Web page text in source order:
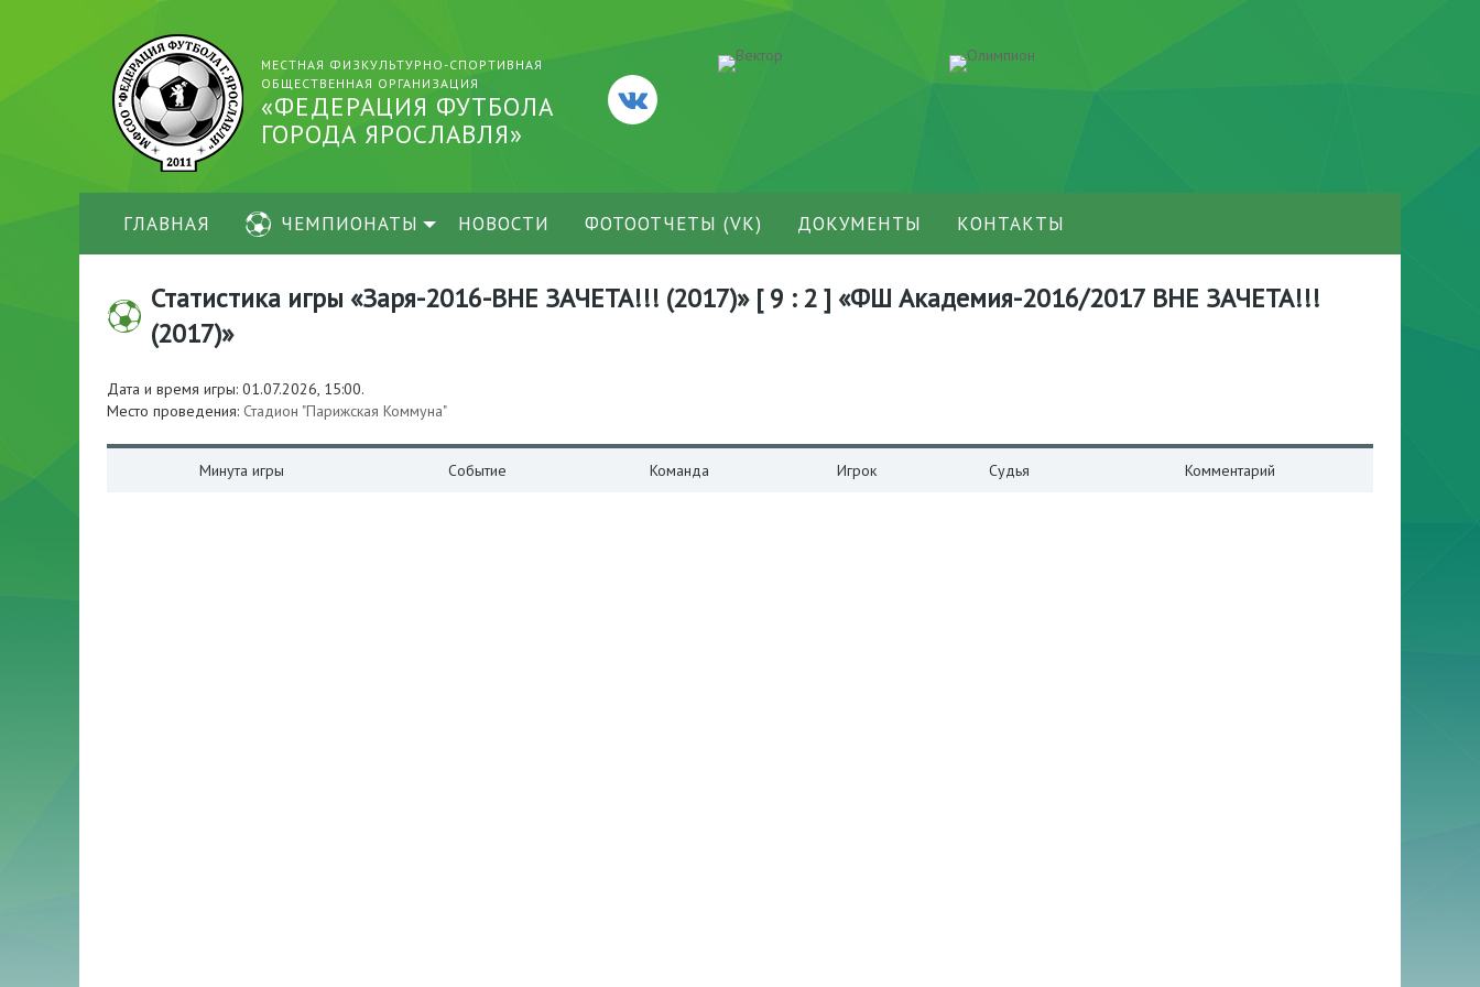
МЕСТНАЯ ФИЗКУЛЬТУРНО-СПОРТИВНАЯ
ОБЩЕСТВЕННАЯ ОРГАНИЗАЦИЯ
«ФЕДЕРАЦИЯ ФУТБОЛА
ГОРОДА ЯРОСЛАВЛЯ»
ГЛАВНАЯ ЧЕМПИОНАТЫ НОВОСТИ ФОТООТЧЕТЫ (VK) ДОКУМЕНТЫ КОНТАКТЫ
Статистика игры «Заря-2016-ВНЕ ЗАЧЕТА!!! (2017)» [ 9 : 2 ] «ФШ Академия-2016/2017 ВНЕ ЗАЧЕТА!!!
(2017)»
Дата и время игры: 01.07.2026, 15:00.
Место проведения: Стадион "Парижская Коммуна"
Минута игры Событие Команда Игрок Судья Комментарий